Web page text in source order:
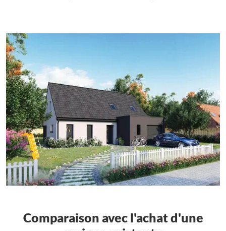
Comparaison avec l'achat d'une